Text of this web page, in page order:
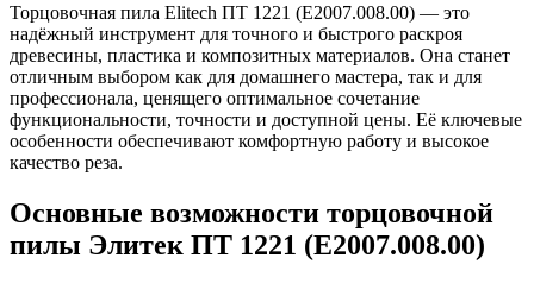
Торцовочная пила Elitech ПТ 1221 (E2007.008.00) — это
надёжный инструмент для точного и быстрого раскроя
древесины, пластика и композитных материалов. Она станет
отличным выбором как для домашнего мастера, так и для
профессионала, ценящего оптимальное сочетание
функциональности, точности и доступной цены. Её ключевые
особенности обеспечивают комфортную работу и высокое
качество реза.
Основные возможности торцовочной
пилы Элитек ПТ 1221 (E2007.008.00)